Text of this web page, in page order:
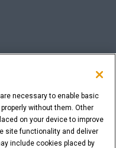
necessary to enable basic
without them. Other
on your device to improve
site functionality and deliver
include cookies placed by